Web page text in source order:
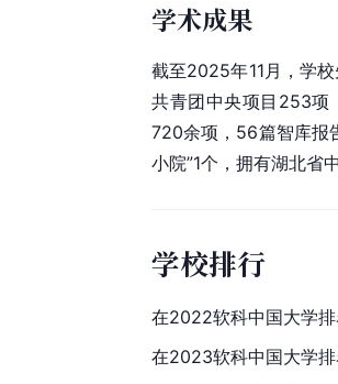
学术成果
截至2025年11月，学
共青团中央项目253项
720余项，56篇智库报
小院”1个，拥有湖北省
学校排行
在2022软科中国大学
在2023软科中国大学